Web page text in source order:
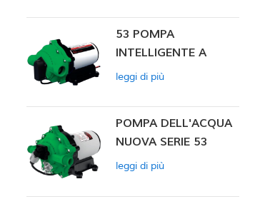
53 POMPA
INTELLIGENTE A
PRESSIONE
leggi di più
POMPA DELL'ACQUA
NUOVA SERIE 53
leggi di più